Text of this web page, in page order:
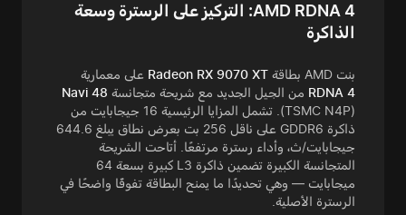
AMD RDNA 4: التركيز على الرسترة وسعة
الذاكرة
بنت AMD بطاقة Radeon RX 9070 XT على معمارية
RDNA 4 من الجيل الجديد مع شريحة متجانسة Navi 48
(TSMC N4P). تشمل المزايا الرئيسية 16 جيجابايت من
ذاكرة GDDR6 على ناقل 256 بت بعرض نطاق يبلغ 644.6
جيجابايت/ث، وأداء رسترة مرتفعًا. أتاحت الشريحة
المتجانسة الكبيرة تضمين ذاكرة L3 كبيرة بسعة 64
ميجابايت — وهي تحديدًا ما يمنح البطاقة تفوقًا واضحًا في
الرسترة الأصلية.